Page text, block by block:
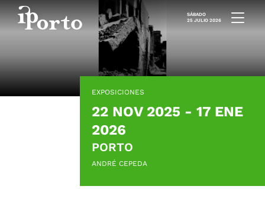
Saltar al contenido
SÁBADO
25 JULIO 2026
EXPOSICIONES
22 NOV 2025 - 17 ENE
2026
PORTO
ANDRÉ CEPEDA